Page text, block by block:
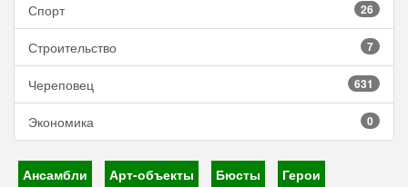
Спорт 26
Строительство 7
Череповец 631
Экономика 0
Ансамбли Арт-объекты Бюсты
Герои